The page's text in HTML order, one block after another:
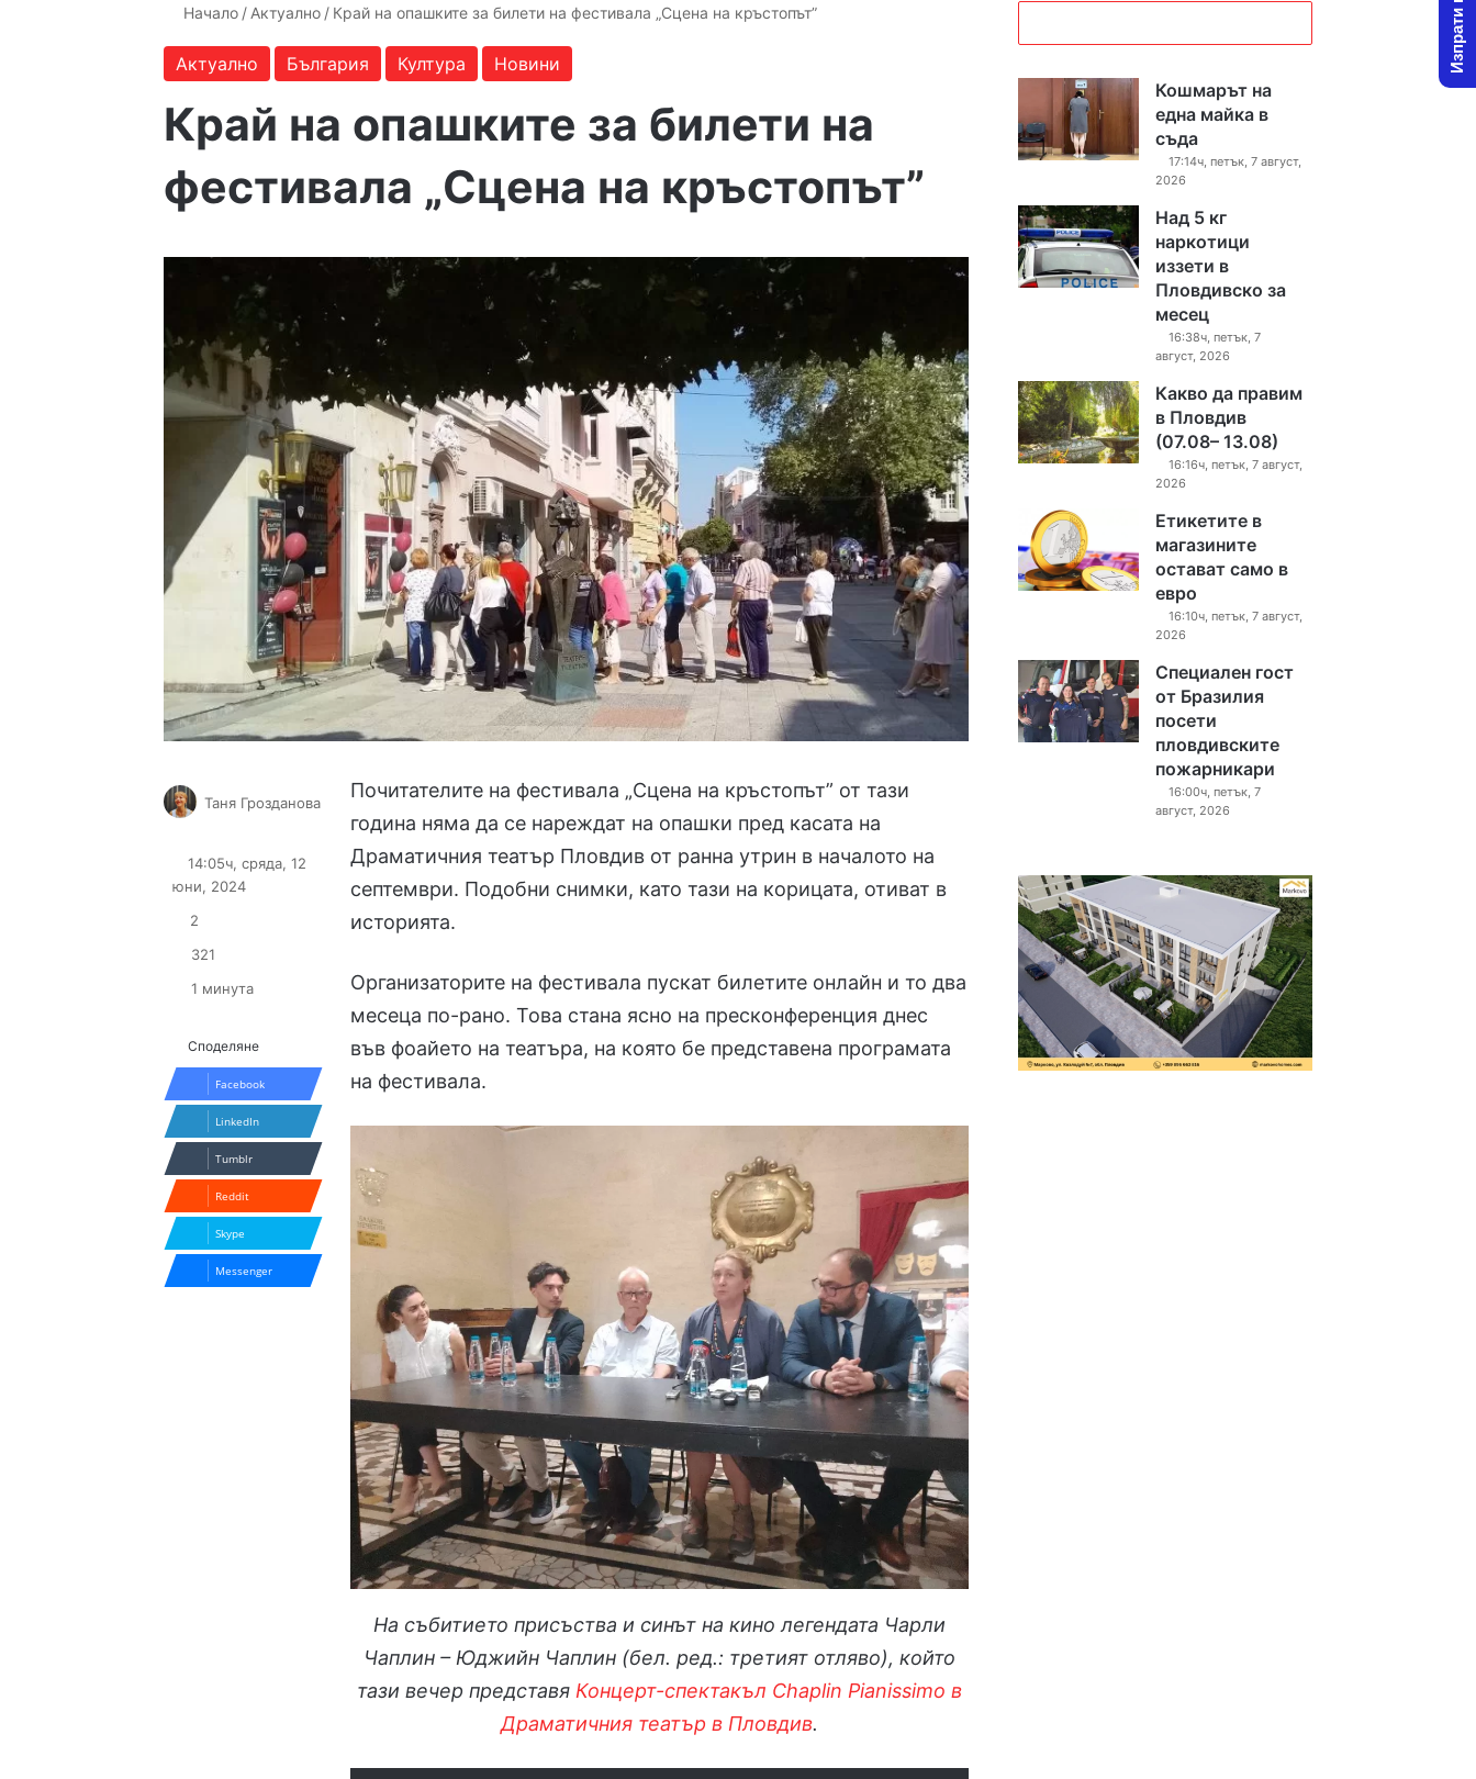
Начало / Актуално / Край на опашките за билети на фестивала „Сцена на кръстопът”
Актуално България Култура Новини
Край на опашките за билети на
фестивала „Сцена на кръстопът”
Почитателите на фестивала „Сцена на кръстопът” от тази
година няма да се нареждат на опашки пред касата на
Драматичния театър Пловдив от ранна утрин в началото на
септември. Подобни снимки, като тази на корицата, отиват в
историята.
Организаторите на фестивала пускат билетите онлайн и то два
месеца по-рано. Това стана ясно на пресконференция днес
във фоайето на театъра, на която бе представена програмата
на фестивала.
На събитието присъства и синът на кино легендата Чарли
Чаплин – Юджийн Чаплин (бел. ред.: третият отляво), който
тази вечер представяКонцерт-спектакъл Chaplin Pianissimo в
Драматичния театър в Пловдив.
Таня Грозданова
email
14:05ч, сряда, 12
юни, 2024
2
321
1 минута
Споделяне
Facebook
LinkedIn
Tumblr
Reddit
Skype
Messenger
Кошмарът на
една майка в
съда
17:14ч, петък, 7 август,
2026
Над 5 кг
наркотици
иззети в
Пловдивско за
месец
16:38ч, петък, 7
август, 2026
Какво да правим
в Пловдив
(07.08– 13.08)
16:16ч, петък, 7 август,
2026
Етикетите в
магазините
остават само в
евро
16:10ч, петък, 7 август,
2026
Специален гост
от Бразилия
посети
пловдивските
пожарникари
16:00ч, петък, 7
август, 2026